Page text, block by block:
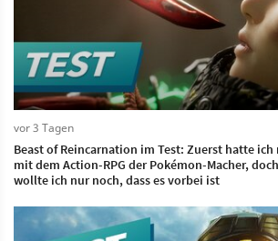
vor 3 Tagen
Beast of Reincarnation im Test: Zuerst hatte
mit dem Action-RPG der Pokémon-Macher,
wollte ich nur noch, dass es vorbei ist